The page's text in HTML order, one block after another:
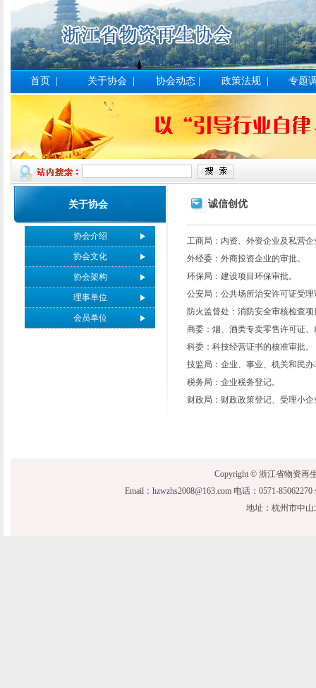
首页 关于协会 协会动态 政策法规 专题
关于协会
协会介绍
协会文化
协会架构
理事单位
会员单位
诚信创优
工商局：内资、外资企业及私营
外经委：外商投资企业的审批。
环保局：建设项目环保审批。
公安局：公共场所治安许可证受理
防火监督处：消防安全审核检查
商委：烟、酒类专卖零售许可证
科委：科技经营证书的核准审批。
技监局：企业、事业、机关和民
税务局：企业税务登记。
财政局：财政政策登记、受理小
Copyright © 浙江省物资再
Email：hzwzhs2008@163.com 电话：0571-
地址：杭州市中山